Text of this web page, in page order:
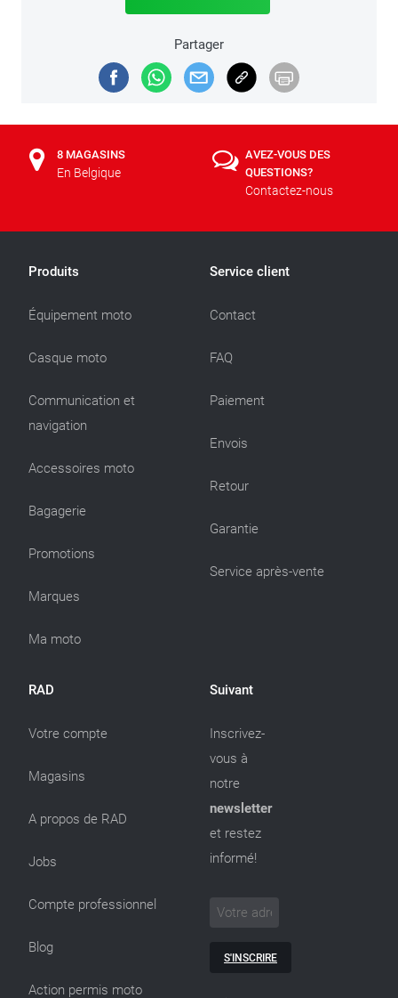
Partager
8 MAGASINS
En Belgique
AVEZ-VOUS DES
QUESTIONS?
Contactez-nous
Produits
Équipement moto
Casque moto
Communication et
navigation
Accessoires moto
Bagagerie
Promotions
Marques
Ma moto
Service client
Contact
FAQ
Paiement
Envois
Retour
Garantie
Service après-vente
RAD
Votre compte
Magasins
A propos de RAD
Jobs
Compte professionnel
Blog
Action permis moto
Suivant
Inscrivez-
vous à
notre
newsletter
et restez
informé!
S'INSCRIRE